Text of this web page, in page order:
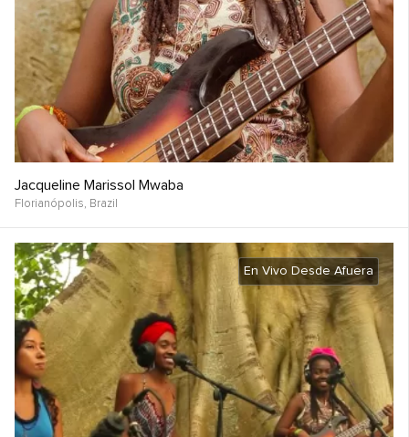
Jacqueline Marissol Mwaba
Florianópolis, Brazil
En Vivo Desde Afuera